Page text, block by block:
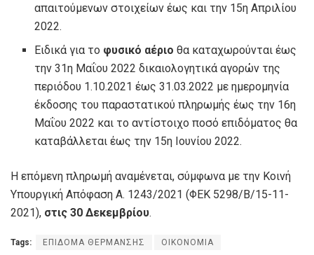
απαιτούμενων στοιχείων έως και την 15η Απριλίου
2022.
Ειδικά για το φυσικό αέριο θα καταχωρούνται έως
την 31η Μαΐου 2022 δικαιολογητικά αγορών της
περιόδου 1.10.2021 έως 31.03.2022 με ημερομηνία
έκδοσης του παραστατικού πληρωμής έως την 16η
Μαΐου 2022 και το αντίστοιχο ποσό επιδόματος θα
καταβάλλεται έως την 15η Ιουνίου 2022.
Η επόμενη πληρωμή αναμένεται, σύμφωνα με την Κοινή
Υπουργική Απόφαση Α. 1243/2021 (ΦΕΚ 5298/Β/15-11-
2021), στις 30 Δεκεμβρίου.
Tags: ΕΠΙΔΟΜΑ ΘΕΡΜΑΝΣΗΣ ΟΙΚΟΝΟΜΙΑ